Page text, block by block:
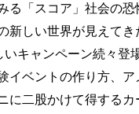
る「スコア」社会の
新しい世界が見えて
いキャンペーン続々登
イベントの作り方、
に二股かけて得する